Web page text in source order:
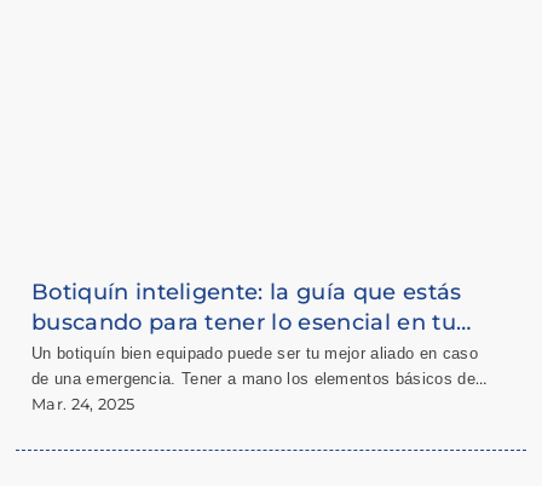
Botiquín inteligente: la guía que estás
buscando para tener lo esencial en tu
hogar
Un botiquín bien equipado puede ser tu mejor aliado en caso
de una emergencia. Tener a mano los elementos básicos de
primeros auxilios te permite actuar rápidamente ante cortes,
contamos por qué cada hogar debe contar con un botiquín
Mar. 24, 2025